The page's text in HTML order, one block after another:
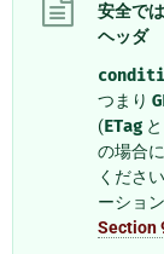
安全で
ヘッダ
つまり
(ETag と
の場合
くださ
ーショ
Section